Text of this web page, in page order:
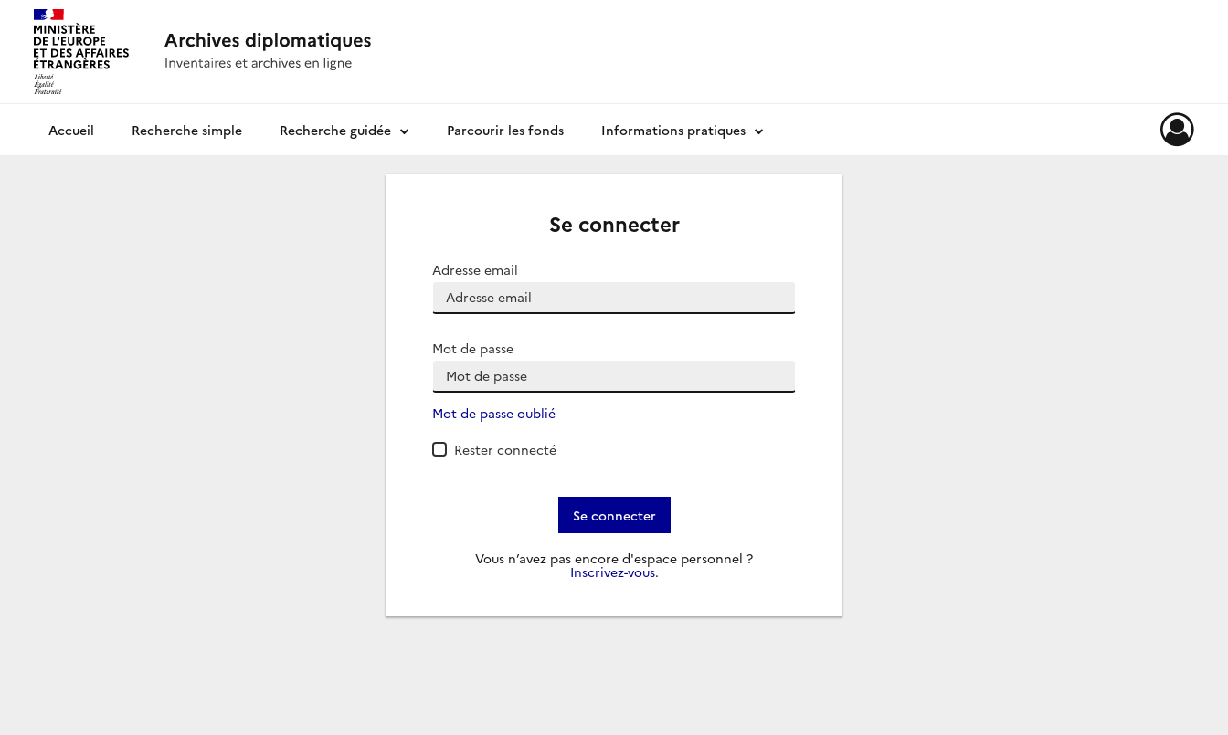
Archives diplomatiquesRecherche simple Recherche guidée Parcourir les fonds Informations pratiques
Se connecter
Adresse email
Mot de passe
Mot de passe oublié
Rester connecté
Se connecter
Vous n’avez pas encore d'espace personnel ?
Inscrivez-vous.